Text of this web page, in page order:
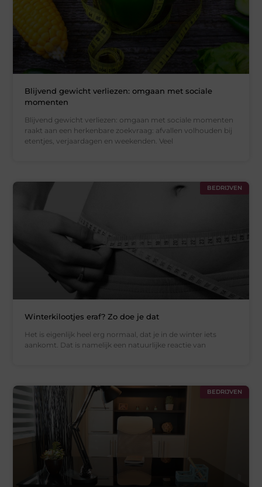
Blijvend gewicht verliezen: omgaan met sociale
momenten
Blijvend gewicht verliezen: omgaan met sociale momenten
raakt aan een herkenbare zoekvraag: afvallen volhouden bij
etentjes, verjaardagen en weekenden. Veel
BEDRIJVEN
Winterkilootjes eraf? Zo doe je dat
Het is eigenlijk heel erg normaal, dat je in de winter iets
aankomt. Dat is namelijk een natuurlijke reactie van
BEDRIJVEN